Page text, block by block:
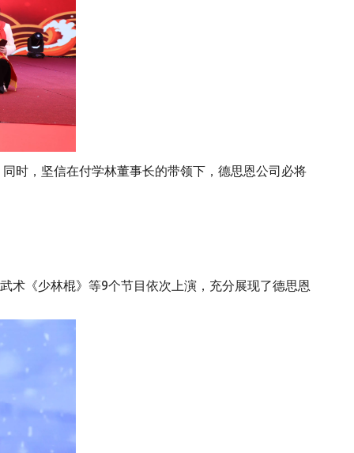
时，坚信在付学林董事长的带领下，德思恩公司必将
《少林棍》等9个节目依次上演，充分展现了德思恩